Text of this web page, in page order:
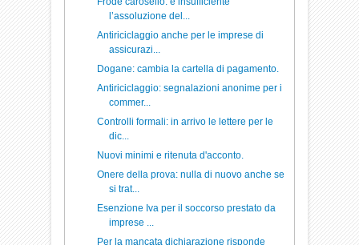
l’assoluzione del...
Antiriciclaggio anche per le imprese di
assicurazi...
Dogane: cambia la cartella di pagamento.
Antiriciclaggio: segnalazioni anonime per i
commer...
Controlli formali: in arrivo le lettere per le
dic...
Nuovi minimi e ritenuta d'acconto.
Onere della prova: nulla di nuovo anche se
si trat...
Esenzione Iva per il soccorso prestato da
imprese ...
Per la mancata dichiarazione risponde